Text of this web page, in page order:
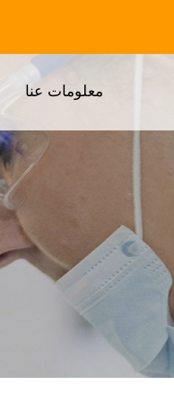
معلومات عنا